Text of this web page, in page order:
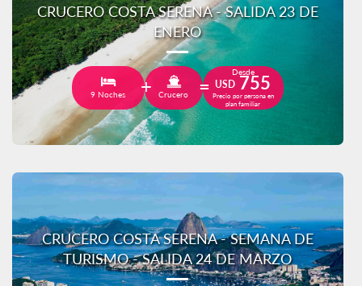
CRUCERO COSTA SERENA - SALIDA 23 DE
ENERO
9 Noches Crucero
Desde
USD 755
Precio por persona en
plan familiar
CRUCERO COSTA SERENA - SEMANA DE
TURISMO - SALIDA 24 DE MARZO